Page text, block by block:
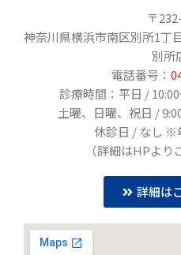
〒
神奈川県横浜市南区別所1丁
別所
電話番号：
診療時間：平日 /
土曜、日曜、祝日 /
休診日 / なし ※
（詳細はHPより
詳細は